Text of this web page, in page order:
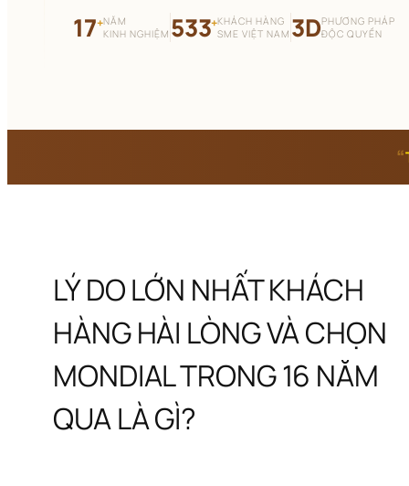
17+NĂM
KINH NGHIỆM 533+KHÁCH HÀNG
SME VIỆT NAM 3DPHƯƠNG PHÁP
ĐỘC QUYỀN
“
LÝ DO LỚN NHẤT KHÁCH
HÀNG HÀI LÒNG VÀ CHỌN
MONDIAL TRONG 16 NĂM
QUA LÀ GÌ?